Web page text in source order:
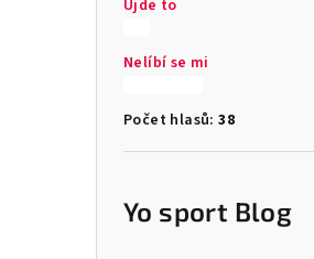
Ujde to
Nelíbí se mi
Počet hlasů:38
Yo sport Blog